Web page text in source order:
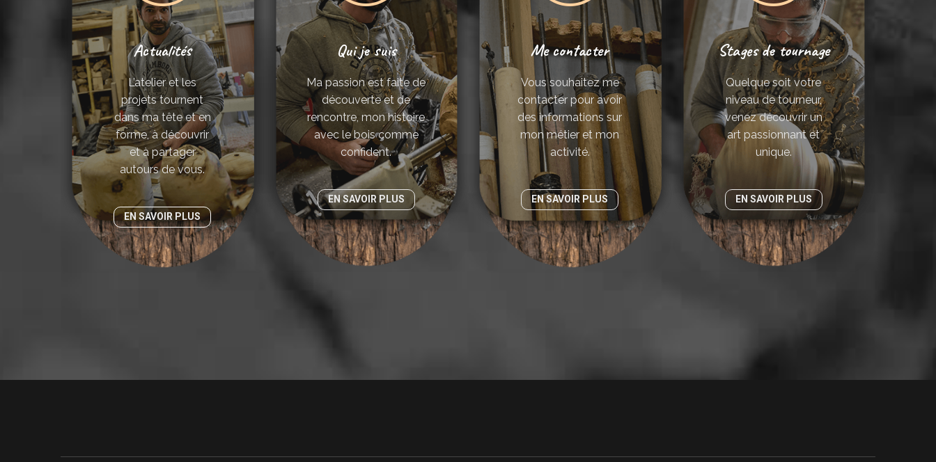
Actualités
L’atelier et les
projets tournent
dans ma tête et en
forme, à découvrir
et à partager
autours de vous.
EN SAVOIR PLUS
Qui je suis
Ma passion est faite de
découverte et de
rencontre, mon histoire
avec le bois comme
confident.
EN SAVOIR PLUS
Me contacter
Vous souhaitez me
contacter pour avoir
des informations sur
mon métier et mon
activité.
EN SAVOIR PLUS
Stages de tournage
Quelque soit votre
niveau de tourneur,
venez découvrir un
art passionnant et
unique.
EN SAVOIR PLUS